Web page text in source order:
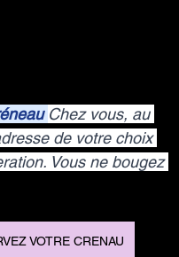
Chez vous, au
de votre choix
Vous ne bougez
VOTRE CRENAU